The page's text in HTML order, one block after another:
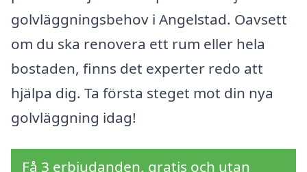
golvläggningsbehov i Angelstad. Oavsett
om du ska renovera ett rum eller hela
bostaden, finns det experter redo att
hjälpa dig. Ta första steget mot din nya
golvläggning idag!
Få 3 erbjudanden, gratis och utan